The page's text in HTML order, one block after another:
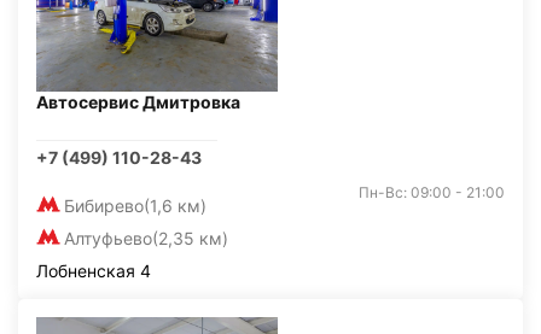
Автосервис Дмитровка
+7 (499) 110-28-43
Бибирево(1,6 км)
Алтуфьево(2,35 км)
Пн-Вс: 09:00 - 21:00
Лобненская 4